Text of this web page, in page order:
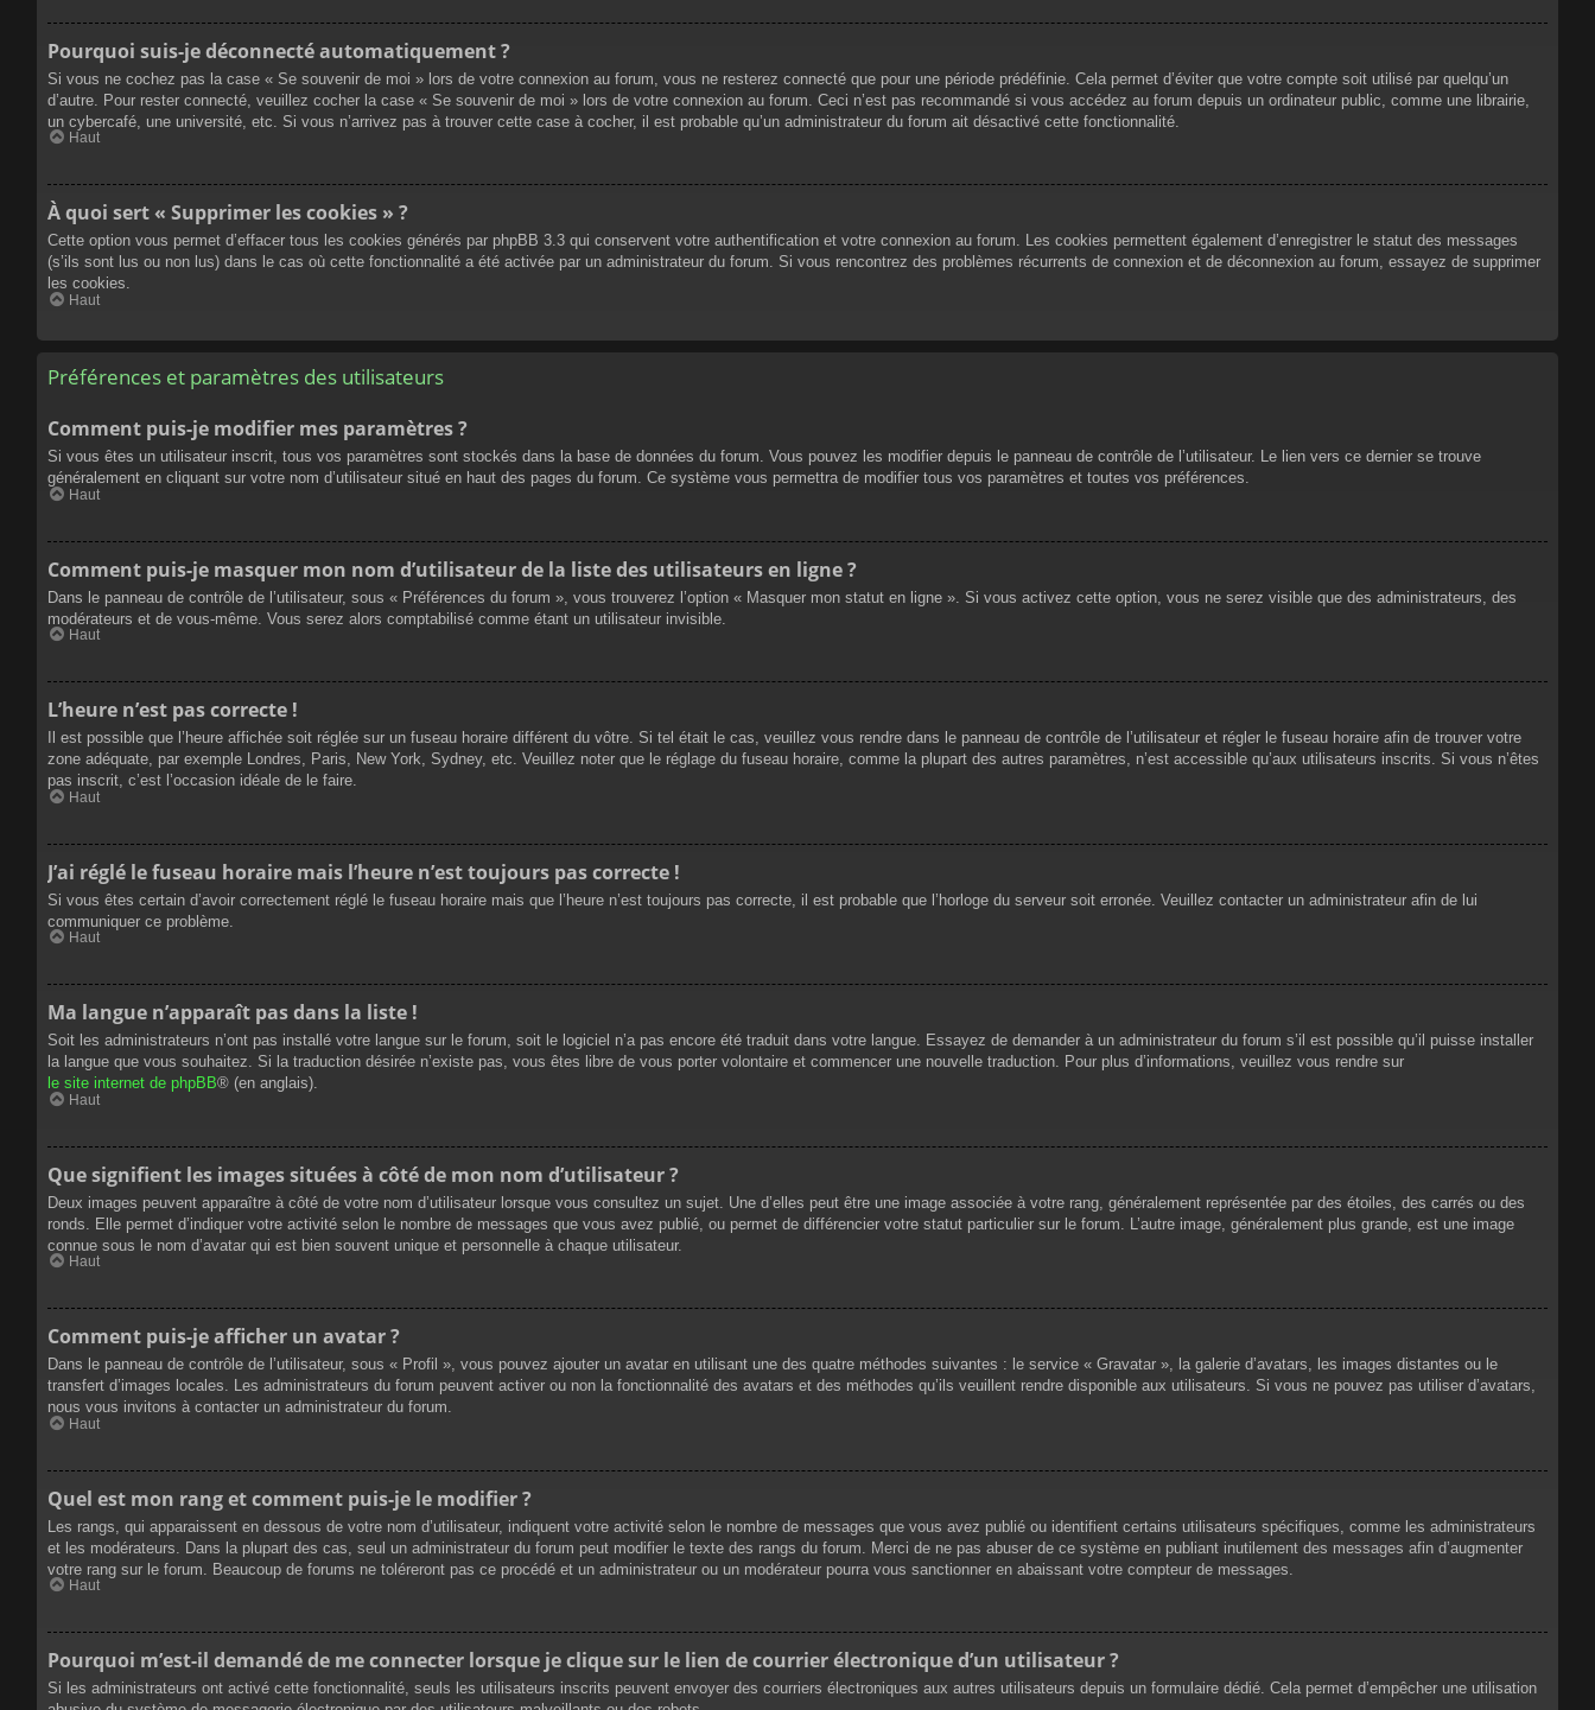
Pourquoi suis-je déconnecté automatiquement ?
Si vous ne cochez pas la case « Se souvenir de moi » lors de votre connexion au forum, vous ne resterez connecté que pour une période prédéfinie. Cela permet d’éviter que votre compte soit utilisé par quelqu’un
d’autre. Pour rester connecté, veuillez cocher la case « Se souvenir de moi » lors de votre connexion au forum. Ceci n’est pas recommandé si vous accédez au forum depuis un ordinateur public, comme une librairie,
un cybercafé, une université, etc. Si vous n’arrivez pas à trouver cette case à cocher, il est probable qu’un administrateur du forum ait désactivé cette fonctionnalité.
Haut
À quoi sert « Supprimer les cookies » ?
Cette option vous permet d’effacer tous les cookies générés par phpBB 3.3 qui conservent votre authentification et votre connexion au forum. Les cookies permettent également d’enregistrer le statut des messages
(s’ils sont lus ou non lus) dans le cas où cette fonctionnalité a été activée par un administrateur du forum. Si vous rencontrez des problèmes récurrents de connexion et de déconnexion au forum, essayez de supprimer
les cookies.
Haut
Préférences et paramètres des utilisateurs
Comment puis-je modifier mes paramètres ?
Si vous êtes un utilisateur inscrit, tous vos paramètres sont stockés dans la base de données du forum. Vous pouvez les modifier depuis le panneau de contrôle de l’utilisateur. Le lien vers ce dernier se trouve
généralement en cliquant sur votre nom d’utilisateur situé en haut des pages du forum. Ce système vous permettra de modifier tous vos paramètres et toutes vos préférences.
Haut
Comment puis-je masquer mon nom d’utilisateur de la liste des utilisateurs en ligne ?
Dans le panneau de contrôle de l’utilisateur, sous « Préférences du forum », vous trouverez l’option « Masquer mon statut en ligne ». Si vous activez cette option, vous ne serez visible que des administrateurs, des
modérateurs et de vous-même. Vous serez alors comptabilisé comme étant un utilisateur invisible.
Haut
L’heure n’est pas correcte !
Il est possible que l’heure affichée soit réglée sur un fuseau horaire différent du vôtre. Si tel était le cas, veuillez vous rendre dans le panneau de contrôle de l’utilisateur et régler le fuseau horaire afin de trouver votre
zone adéquate, par exemple Londres, Paris, New York, Sydney, etc. Veuillez noter que le réglage du fuseau horaire, comme la plupart des autres paramètres, n’est accessible qu’aux utilisateurs inscrits. Si vous n’êtes
pas inscrit, c’est l’occasion idéale de le faire.
Haut
J’ai réglé le fuseau horaire mais l’heure n’est toujours pas correcte !
Si vous êtes certain d’avoir correctement réglé le fuseau horaire mais que l’heure n’est toujours pas correcte, il est probable que l’horloge du serveur soit erronée. Veuillez contacter un administrateur afin de lui
communiquer ce problème.
Haut
Ma langue n’apparaît pas dans la liste !
Soit les administrateurs n’ont pas installé votre langue sur le forum, soit le logiciel n’a pas encore été traduit dans votre langue. Essayez de demander à un administrateur du forum s’il est possible qu’il puisse installer
la langue que vous souhaitez. Si la traduction désirée n’existe pas, vous êtes libre de vous porter volontaire et commencer une nouvelle traduction. Pour plus d’informations, veuillez vous rendre sur
le site internet de phpBB® (en anglais).
Haut
Que signifient les images situées à côté de mon nom d’utilisateur ?
Deux images peuvent apparaître à côté de votre nom d’utilisateur lorsque vous consultez un sujet. Une d’elles peut être une image associée à votre rang, généralement représentée par des étoiles, des carrés ou des
ronds. Elle permet d’indiquer votre activité selon le nombre de messages que vous avez publié, ou permet de différencier votre statut particulier sur le forum. L’autre image, généralement plus grande, est une image
connue sous le nom d’avatar qui est bien souvent unique et personnelle à chaque utilisateur.
Haut
Comment puis-je afficher un avatar ?
Dans le panneau de contrôle de l’utilisateur, sous « Profil », vous pouvez ajouter un avatar en utilisant une des quatre méthodes suivantes : le service « Gravatar », la galerie d’avatars, les images distantes ou le
transfert d’images locales. Les administrateurs du forum peuvent activer ou non la fonctionnalité des avatars et des méthodes qu’ils veuillent rendre disponible aux utilisateurs. Si vous ne pouvez pas utiliser d’avatars,
nous vous invitons à contacter un administrateur du forum.
Haut
Quel est mon rang et comment puis-je le modifier ?
Les rangs, qui apparaissent en dessous de votre nom d’utilisateur, indiquent votre activité selon le nombre de messages que vous avez publié ou identifient certains utilisateurs spécifiques, comme les administrateurs
et les modérateurs. Dans la plupart des cas, seul un administrateur du forum peut modifier le texte des rangs du forum. Merci de ne pas abuser de ce système en publiant inutilement des messages afin d’augmenter
votre rang sur le forum. Beaucoup de forums ne toléreront pas ce procédé et un administrateur ou un modérateur pourra vous sanctionner en abaissant votre compteur de messages.
Haut
Pourquoi m’est-il demandé de me connecter lorsque je clique sur le lien de courrier électronique d’un utilisateur ?
Si les administrateurs ont activé cette fonctionnalité, seuls les utilisateurs inscrits peuvent envoyer des courriers électroniques aux autres utilisateurs depuis un formulaire dédié. Cela permet d’empêcher une utilisation